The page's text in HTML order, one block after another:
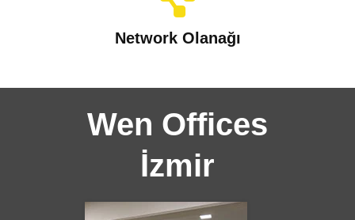
Network Olanağı
Wen Offices
İzmir